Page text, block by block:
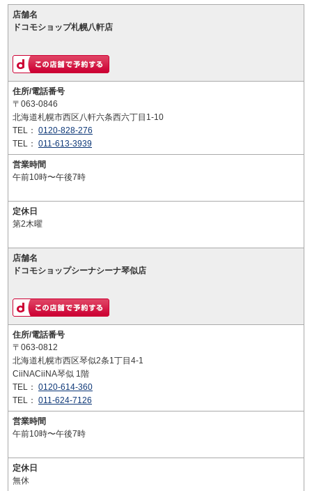
店舗名
ドコモショップ札幌八軒店
住所/電話番号
〒063-0846
北海道札幌市西区八軒六条西六丁目1-10
TEL： 0120-828-276
TEL： 011-613-3939
営業時間
午前10時〜午後7時
定休日
第2木曜
店舗名
ドコモショップシーナシーナ琴似店
住所/電話番号
〒063-0812
北海道札幌市西区琴似2条1丁目4-1
CiiNACiiNA琴似 1階
TEL： 0120-614-360
TEL： 011-624-7126
営業時間
午前10時〜午後7時
定休日
無休